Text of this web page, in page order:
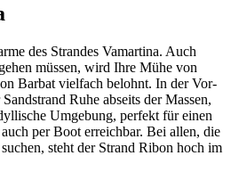
des Strandes Vamartina. Auch
müssen, wird Ihre Mühe von
Barbat vielfach belohnt. In der Vor-
Ruhe abseits der Massen,
Umgebung, perfekt für einen
per Boot erreichbar. Bei allen, die
steht der Strand Ribon hoch im